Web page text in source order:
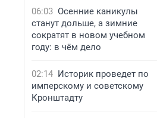
06:03 Осенние каникулы
станут дольше, а зимние
сократят в новом учебном
году: в чём дело
02:14 Историк проведет по
имперскому и советскому
Кронштадту